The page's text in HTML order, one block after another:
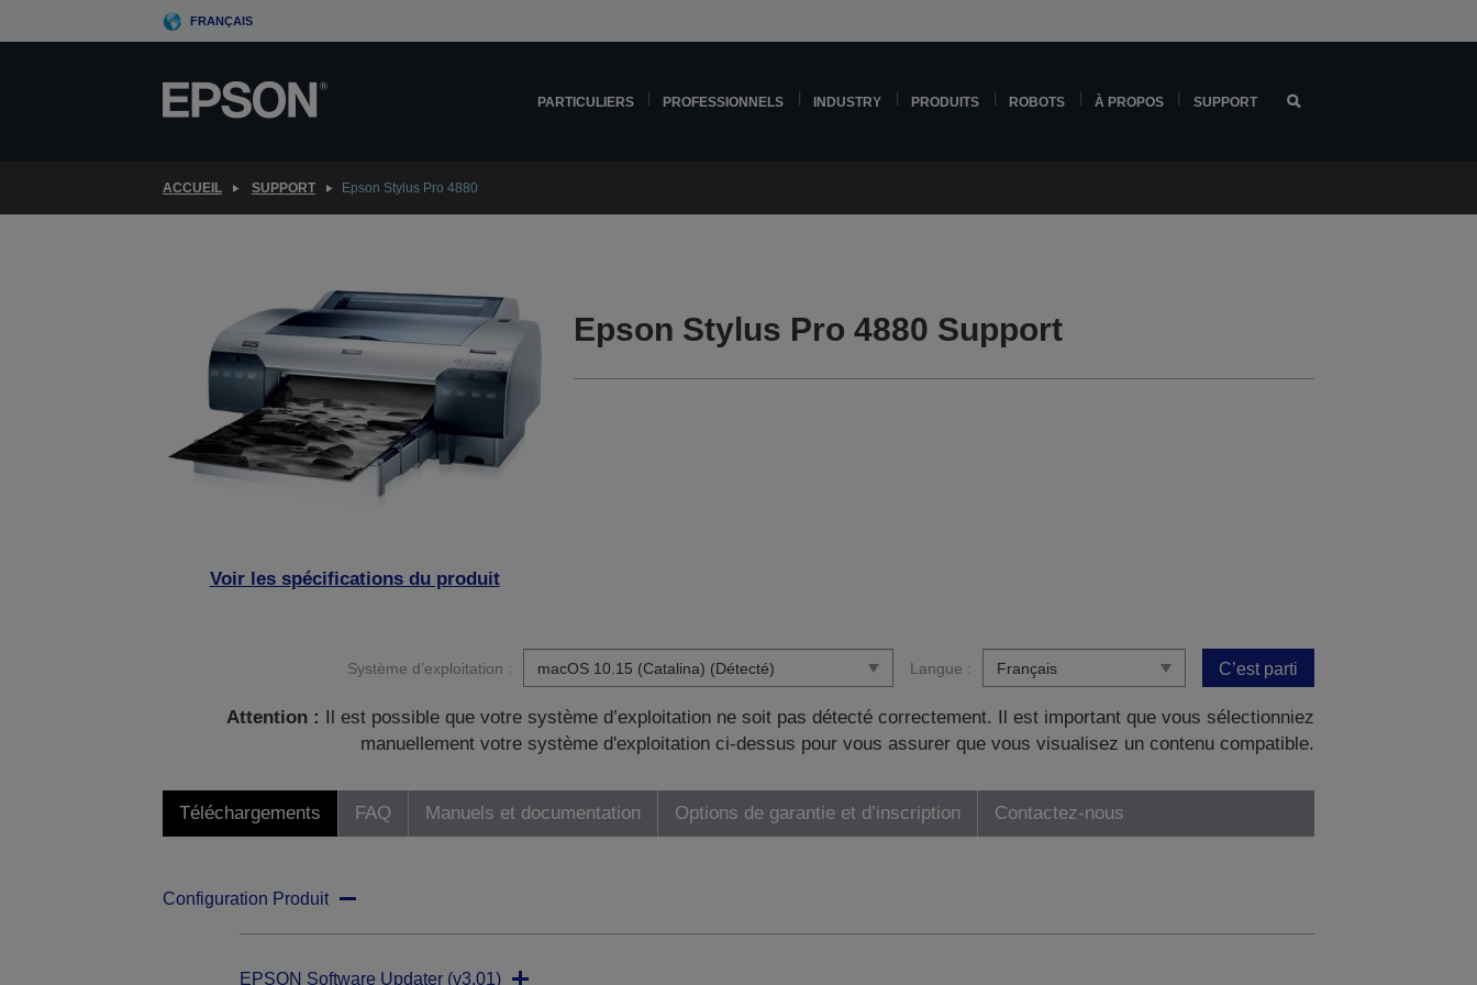
to
FRANÇAIS
PARTICULIERS PROFESSIONNELS INDUSTRY PRODUITS ROBOTS À PROPOS SUPPORT
ACCUEIL SUPPORT Epson Stylus Pro 4880
Voir les spécifications du produit
Epson Stylus Pro 4880 Support
Système d’exploitation : Langue : C’est parti
Attention :
Il est possible que votre système d’exploitation ne soit pas détecté correctement. Il est important que vous sélectionniez
manuellement votre système d'exploitation ci-dessus pour vous assurer que vous visualisez un contenu compatible.
Téléchargements FAQ Manuels et documentation Options de garantie et d’inscription Contactez-nous
Configuration Produit
EPSON Software Updater (v3.01)